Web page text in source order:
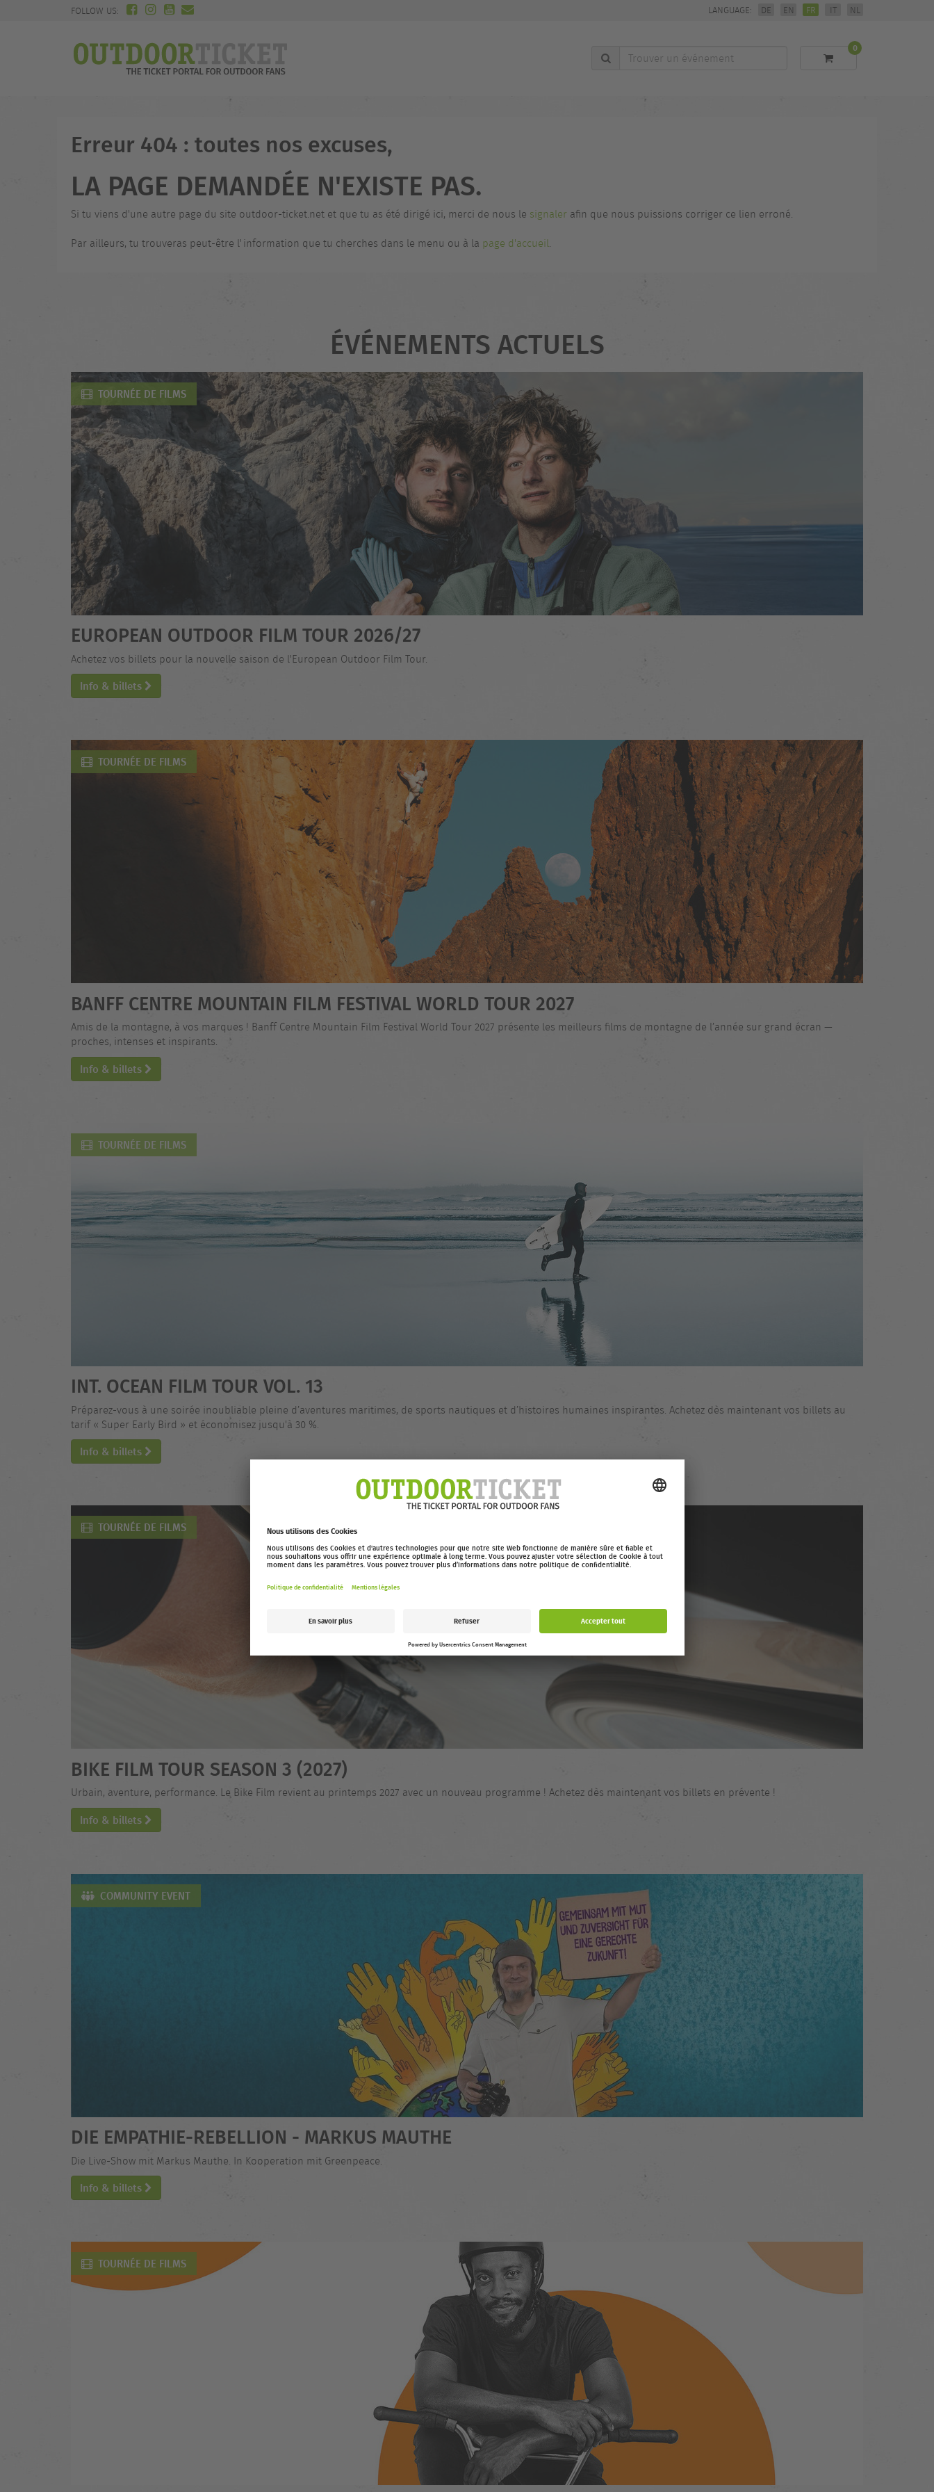
FOLLOW US: LANGUAGE: DE EN FR IT NL
Trouver
0
Erreur 404 : toutes nos excuses,
LA PAGE DEMANDÉE N'EXISTE PAS.
Si tu viens d'une autre page du site outdoor-ticket.net et que tu as été dirigé ici, merci de nous le signaler afin que nous puissions corriger ce lien erroné.
Par ailleurs, tu trouveras peut-être l'information que tu cherches dans le menu ou à la page d'accueil.
ÉVÉNEMENTS ACTUELS
TOURNÉE DE FILMS
EUROPEAN OUTDOOR FILM TOUR 2026/27
Achetez vos billets pour la nouvelle saison de l'European Outdoor Film Tour.
Info & billets
TOURNÉE DE FILMS
BANFF CENTRE MOUNTAIN FILM FESTIVAL WORLD TOUR 2027
Amis de la montagne, à vos marques ! Banff Centre Mountain Film Festival World Tour 2027 présente les meilleurs films de montagne de l’année sur grand écran —
proches, intenses et inspirants.
Info & billets
TOURNÉE DE FILMS
INT. OCEAN FILM TOUR VOL. 13
Préparez-vous à une soirée inoubliable pleine d’aventures maritimes, de sports nautiques et d’histoires humaines inspirantes. Achetez dès maintenant vos billets au
tarif « Super Early Bird » et économisez jusqu'à 30 %.
Info & billets
TOURNÉE DE FILMS
BIKE FILM TOUR SEASON 3 (2027)
Urbain, aventure, performance. Le Bike Film revient au printemps 2027 avec un nouveau programme ! Achetez dès maintenant vos billets en prévente !
Info & billets
COMMUNITY EVENT
DIE EMPATHIE-REBELLION - MARKUS MAUTHE
Die Live-Show mit Markus Mauthe. In Kooperation mit Greenpeace.
Info & billets
TOURNÉE DE FILMS